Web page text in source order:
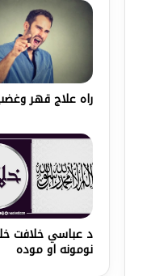
راه علاج قهر
د عباسي خلافت
نومونه او موده